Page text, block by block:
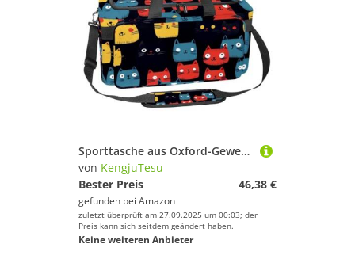
Sporttasche aus Oxford-Gewebe, mit abnehmbarem Schultergurt, Trainings-Handtasche, Übernachtungstasche für Damen und Herren, bunte Katzen, Mehrfarbig 2, Einheitsgröße, Handgepäck
von KengjuTesu
Bester Preis
46,38 €
gefunden bei Amazon
zuletzt überprüft am 27.09.2025 um 00:03; der
Preis kann sich seitdem geändert haben.
Keine weiteren Anbieter